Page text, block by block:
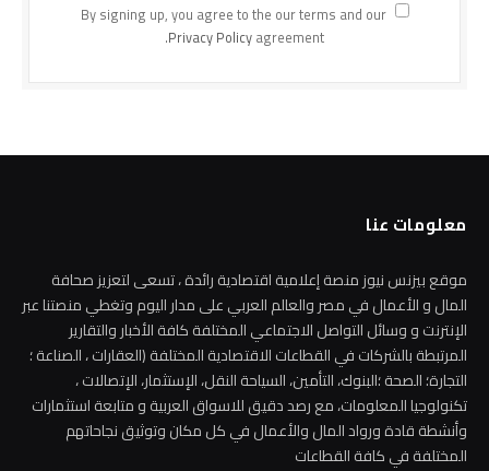
By signing up, you agree to the our terms and our
Privacy Policyagreement.
معلومات عنا
موقع بيزنس نيوز منصة إعلامية اقتصادية رائدة ، تسعى لتعزيز صحافة
المال و الأعمال في مصر والعالم العربي على مدار اليوم وتغطي منصتنا عبر
الإنترنت و وسائل التواصل الاجتماعي المختلفة كافة الأخبار والتقارير
المرتبطة بالشركات في القطاعات الاقتصادية المختلفة (العقارات ، الصناعة ؛
التجارة؛ الصحة ؛البنوك، التأمين، السياحة النقل، الإستثمار، الإتصالات ،
تكنولوجيا المعلومات، مع رصد دقيق للاسواق العربية و متابعة استثمارات
وأنشطة قادة ورواد المال والأعمال في كل مكان وتوثيق نجاحاتهم
المختلفة في كافة القطاعات